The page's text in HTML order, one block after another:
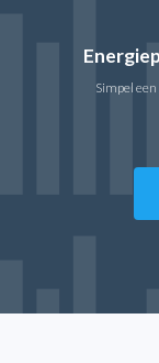
Simpel